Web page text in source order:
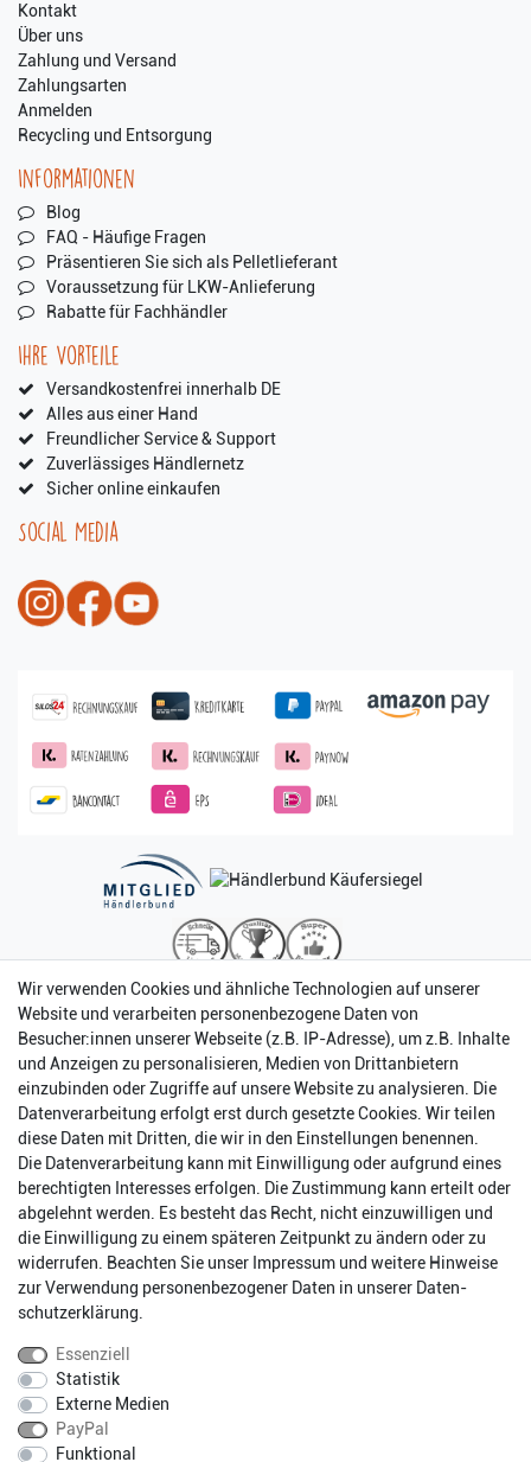
Kontakt
Über uns
Zahlung und Versand
Zahlungsarten
Anmelden
Recycling und Entsorgung
Informationen
Blog
FAQ - Häufige Fragen
Präsentieren Sie sich als Pelletlieferant
Voraussetzung für LKW-Anlieferung
Rabatte für Fachhändler
Ihre Vorteile
Versandkostenfrei innerhalb DE
Alles aus einer Hand
Freundlicher Service & Support
Zuverlässiges Händlernetz
Sicher online einkaufen
Social Media
Impressum Daten­schutz­erklärung AGB
Barrierefreiheitserklärung
Wir verwenden Cookies und ähnliche Technologien auf unserer
Website und verarbeiten personenbezogene Daten von
Besucher:innen unserer Webseite (z.B. IP-Adresse), um z.B. Inhalte
und Anzeigen zu personalisieren, Medien von Drittanbietern
einzubinden oder Zugriffe auf unsere Website zu analysieren. Die
Datenverarbeitung erfolgt erst durch gesetzte Cookies. Wir teilen
diese Daten mit Dritten, die wir in den Einstellungen benennen.
Die Datenverarbeitung kann mit Einwilligung oder aufgrund eines
berechtigten Interesses erfolgen. Die Zustimmung kann erteilt oder
abgelehnt werden. Es besteht das Recht, nicht einzuwilligen und
die Einwilligung zu einem späteren Zeitpunkt zu ändern oder zu
widerrufen. Beachten Sie unser Impressum und weitere Hinweise
zur Verwendung personenbezogener Daten in unserer Daten­
schutz­erklärung
Essenziell
Statistik
Externe Medien
PayPal
Funktional